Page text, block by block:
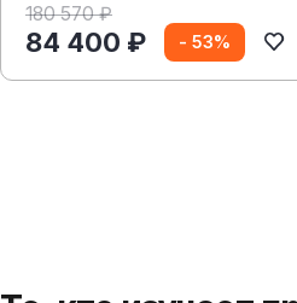
180 570 ₽
84 400 ₽ - 53%